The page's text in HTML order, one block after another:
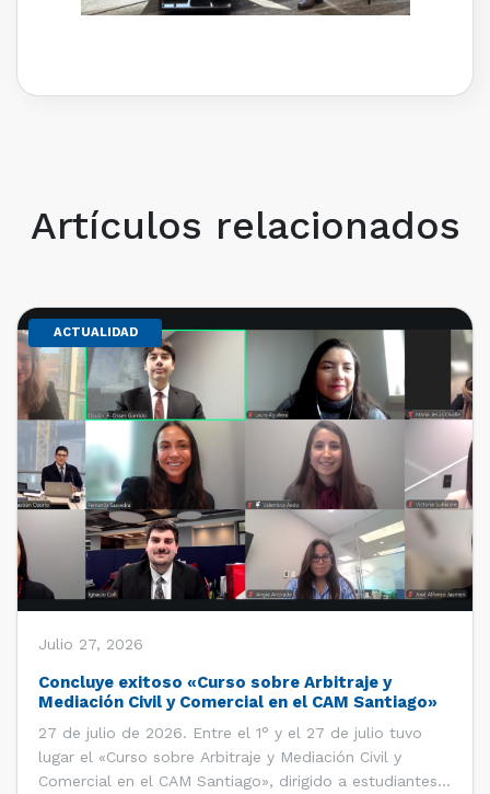
Artículos relacionados
ACTUALIDAD
Julio 27, 2026
Concluye exitoso «Curso sobre Arbitraje y
Mediación Civil y Comercial en el CAM Santiago»
27 de julio de 2026. Entre el 1° y el 27 de julio tuvo
lugar el «Curso sobre Arbitraje y Mediación Civil y
Comercial en el CAM Santiago», dirigido a estudiantes,